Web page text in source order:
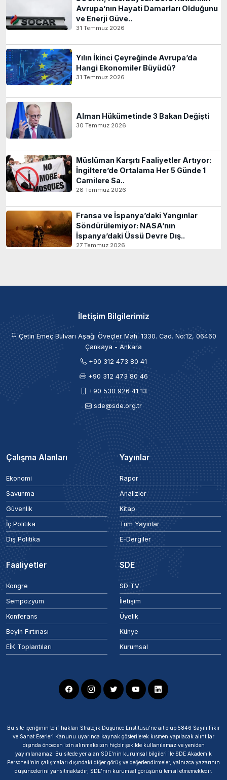
Avrupa’nın Hayati Damarları Olduğunu
ve Enerji Güve..
31 Temmuz 2026
Yılın İkinci Çeyreğinde Avrupa’da
Hangi Ekonomiler Büyüdü?
31 Temmuz 2026
Alman Hükümetinde 3 Bakan Değişti
30 Temmuz 2026
Müslüman Karşıtı Faaliyetler Artıyor:
İngiltere’de Ortalama Her 5 Günde 1
Camilere Sa..
28 Temmuz 2026
Fransa ve İspanya’daki Yangınlar
Söndürülemiyor: NASA’nın
İspanya’daki Üssü Devre Dış..
27 Temmuz 2026
İletişim Bilgilerimiz
Çetin Emeç Bulvarı Aşağı Öveçler Mah. 1330. Cad. No:12, 06460
Çankaya - Ankara
+90 312 473 80 41
+90 312 473 80 46
+90 530 926 41 13
sde@sde.org.tr
Çalışma Alanları
Ekonomi
Savunma
Güvenlik
İç Politika
Dış Politika
Yayınlar
Rapor
Analizler
Kitap
Tüm Yayınlar
E-Dergiler
Faaliyetler
Kongre
Sempozyum
Konferans
Beyin Fırtınası
EİK Toplantıları
SDE
SD TV
İletişim
Üyelik
Künye
Kurumsal
Bu site içeriğinin telif hakları Stratejik Düşünce Enstitüsü’ne ait olup 5846 Sayılı Fikir
ve Sanat Eserleri Kanunu uyarınca kaynak gösterilerek kısmen yapılacak alıntılar
dışında önceden izin alınmaksızın hiçbir şekilde kullanılamaz ve yeniden
yayımlanamaz. Bu sitede yer alan SDE'nin kurumsal bilgileri ile SDE Akademik
Personeli'nin çalışmaları dışındaki diğer görüş ve değerlendirmeler, yalnızca yazarının
düşüncelerini yansıtmaktadır; SDE'nin kurumsal görüşünü temsil etmemektedir.